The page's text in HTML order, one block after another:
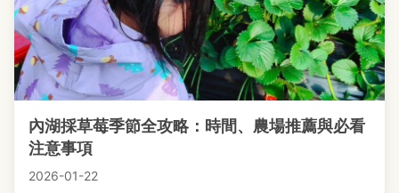
內湖採草莓季節全攻略：時間、農場推薦與必看
注意事項
2026-01-22